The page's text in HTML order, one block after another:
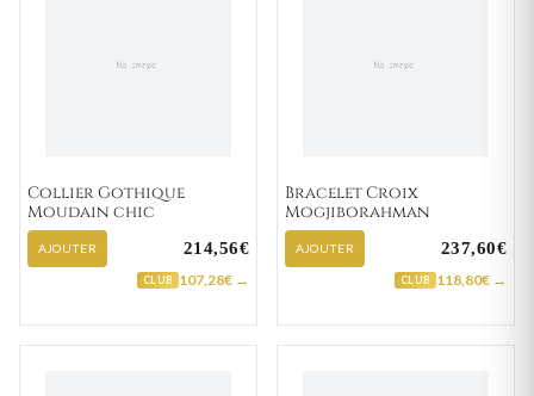
Collier Gothique
Moudain chic
AJOUTER 214,56€
CLUB 107,28€ →
Bracelet Croix
Mogjiborahman
AJOUTER 237,60€
CLUB 118,80€ →